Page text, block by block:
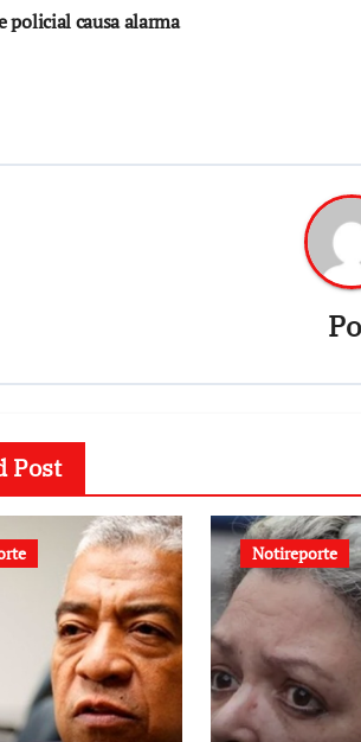
policial causa alarma
Post
Notireporte